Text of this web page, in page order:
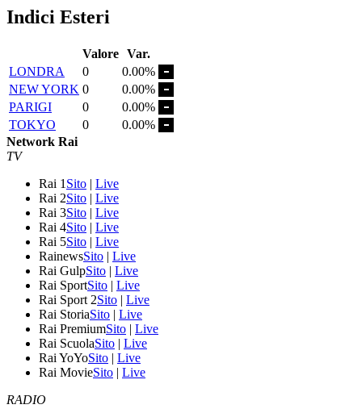
Indici Esteri
Valore Var.
LONDRA
0
0.00%
NEW YORK 0
0.00%
PARIGI
0
0.00%
TOKYO
0
0.00%
Network Rai
TV
Rai 1 Sito | Live
Rai 2Sito | Live
Rai 3Sito | Live
Rai 4Sito | Live
Rai 5Sito | Live
RainewsSito | Live
Rai GulpSito | Live
Rai SportSito | Live
Rai Sport 2Sito | Live
Rai StoriaSito | Live
Rai PremiumSito | Live
Rai ScuolaSito | Live
Rai YoYoSito | Live
Rai MovieSito | Live
RADIO